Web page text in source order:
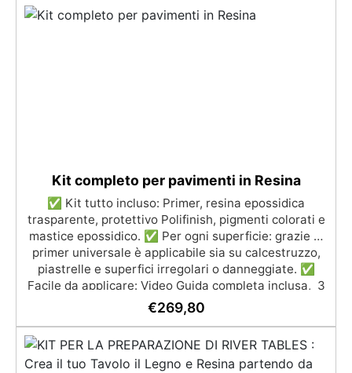
per il contatto con la pelle, Bpa Free e senza Solventi
(Voc Free) Superficie lucida, autolivellante e con filtri
Kit completo per pavimenti in Resina
✅ Kit tutto incluso: Primer, resina epossidica
trasparente, protettivo Polifinish, pigmenti colorati e
mastice epossidico. ✅ Per ogni superficie: grazie al
primer universale è applicabile sia su calcestruzzo,
piastrelle e superfici irregolari o danneggiate. ✅
Facile da applicare: Video Guida completa inclusa, 3
semplici passaggi, dalla preparazione della superficie
alla finitura protettiva antigraffio. ✅ Risultati
professionali: Sistema autolivellante, resistente ai
raggi UV, duraturo e con finitura lucida o satinata. ✅
Personalizzabile: Disponibile in kit per metrature da
€269,80